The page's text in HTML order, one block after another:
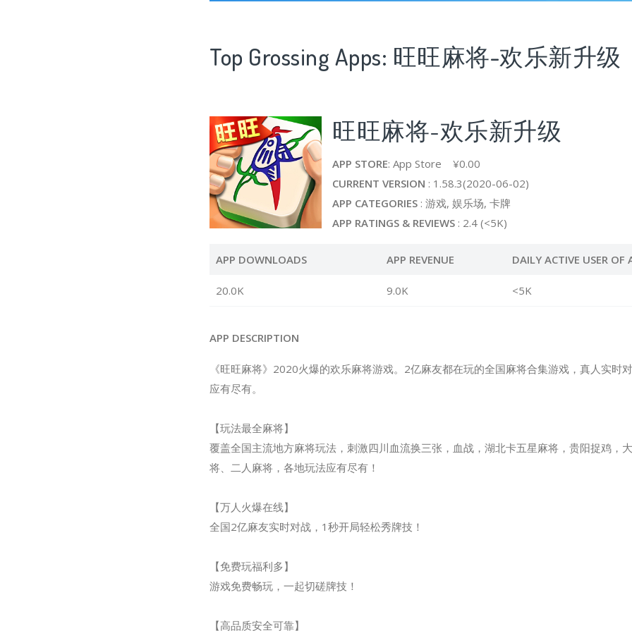
Top Grossing Apps: 旺旺麻将-欢乐新升级
旺旺麻将-欢乐新升级
APP STORE: App Store ¥0.00
CURRENT VERSION : 1.58.3(2020-06-02)
APP CATEGORIES : 游戏, 娱乐场, 卡牌
APP RATINGS & REVIEWS : 2.4 (<5K)
APP DOWNLOADS APP REVENUE DAILY ACTIVE USER OF
20.0K 9.0K <5K
APP DESCRIPTION
《旺旺麻将》2020火爆的欢乐麻将游戏。2亿麻友都在玩的全国麻将合集游戏，真人实时
应有尽有。
【玩法最全麻将】
覆盖全国主流地方麻将玩法，刺激四川血流换三张，血战，湖北卡五星麻将，贵阳捉鸡，
将、二人麻将，各地玩法应有尽有！
【万人火爆在线】
全国2亿麻友实时对战，1秒开局轻松秀牌技！
【免费玩福利多】
游戏免费畅玩，一起切磋牌技！
【高品质安全可靠】